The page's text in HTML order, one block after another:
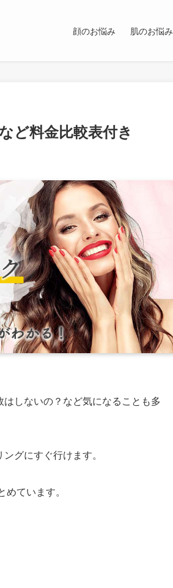
顔のお悩み 肌のお悩み
ど料金比較表付き
しないの？など気になることも多
グにすぐ行けます。
ています。